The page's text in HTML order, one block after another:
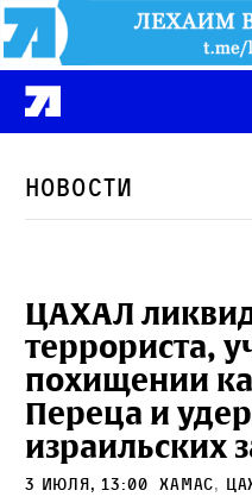
Новости
ЦАХАЛ
террориста,
похищении
Переца и
израильских
3 июля, 13:00 ХАМАС,